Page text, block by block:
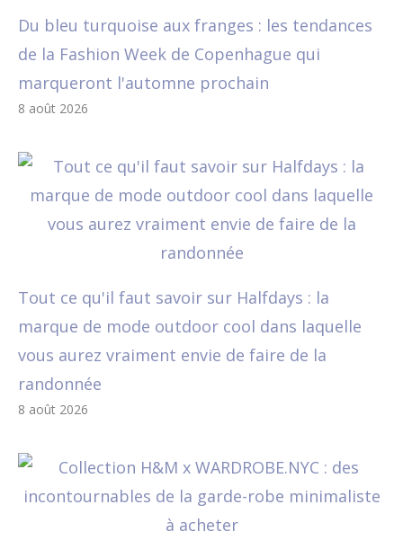
Du bleu turquoise aux franges : les tendances
de la Fashion Week de Copenhague qui
marqueront l'automne prochain
8 août 2026
Tout ce qu'il faut savoir sur Halfdays : la
marque de mode outdoor cool dans laquelle
vous aurez vraiment envie de faire de la
randonnée
8 août 2026